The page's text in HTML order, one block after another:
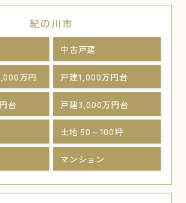
紀の川市
中古戸建
万円 戸建1,000万円台
台 戸建3,000万円台
土地 50～100坪
マンション